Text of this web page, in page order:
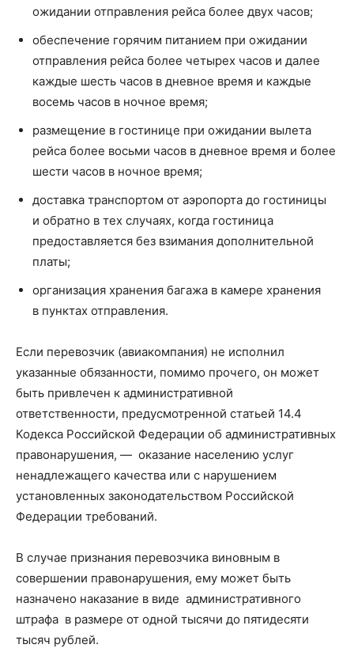
ожидании отправления рейса более двух часов;
обеспечение горячим питанием при ожидании
отправления рейса более четырех часов и далее
каждые шесть часов в дневное время и каждые
восемь часов в ночное время;
размещение в гостинице при ожидании вылета
рейса более восьми часов в дневное время и более
шести часов в ночное время;
доставка транспортом от аэропорта до гостиницы
и обратно в тех случаях, когда гостиница
предоставляется без взимания дополнительной
платы;
организация хранения багажа в камере хранения
в пунктах отправления.
Если перевозчик (авиакомпания) не исполнил
указанные обязанности, помимо прочего, он может
быть привлечен к административной
ответственности, предусмотренной статьей 14.4
Кодекса Российской Федерации об административных
правонарушения, — оказание населению услуг
ненадлежащего качества или с нарушением
установленных законодательством Российской
Федерации требований.
В случае признания перевозчика виновным в
совершении правонарушения, ему может быть
назначено наказание в виде административного
штрафа в размере от одной тысячи до пятидесяти
тысяч рублей.